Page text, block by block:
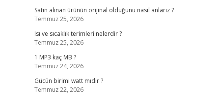
Satın alınan ürünün orijinal olduğunu nasıl anlarız ?
Temmuz 25, 2026
Isı ve sıcaklık terimleri nelerdir ?
Temmuz 25, 2026
1 MP3 kaç MB ?
Temmuz 24, 2026
Gücün birimi watt mıdır ?
Temmuz 22, 2026